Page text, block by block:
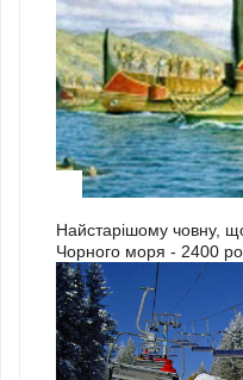
Найстарішому човну,
Чорного моря - 2400